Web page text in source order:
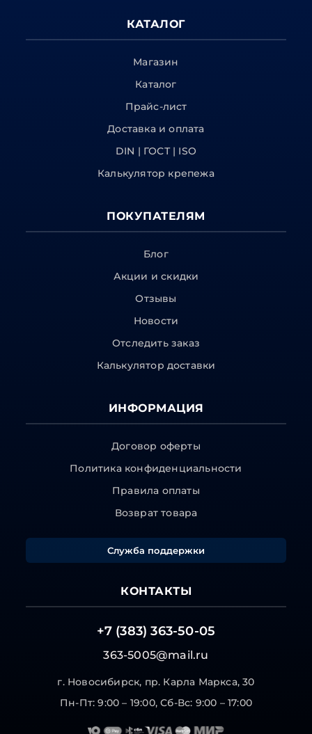
КАТАЛОГ
Магазин
Каталог
Прайс-лист
Доставка и оплата
DIN | ГОСТ | ISO
Калькулятор крепежа
ПОКУПАТЕЛЯМ
Блог
Акции и скидки
Отзывы
Новости
Отследить заказ
Калькулятор доставки
ИНФОРМАЦИЯ
Договор оферты
Политика конфиденциальности
Правила оплаты
Возврат товара
Служба поддержки
КОНТАКТЫ
+7 (383) 363-50-05
363-5005@mail.ru
г. Новосибирск, пр. Карла Маркса, 30
Пн-Пт: 9:00 – 19:00, Сб-Вс: 9:00 – 17:00